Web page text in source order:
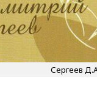
Сергеев